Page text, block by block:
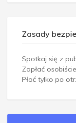
Zasady
Spotkaj się z
Zapłać osobiście
Płać tylko po